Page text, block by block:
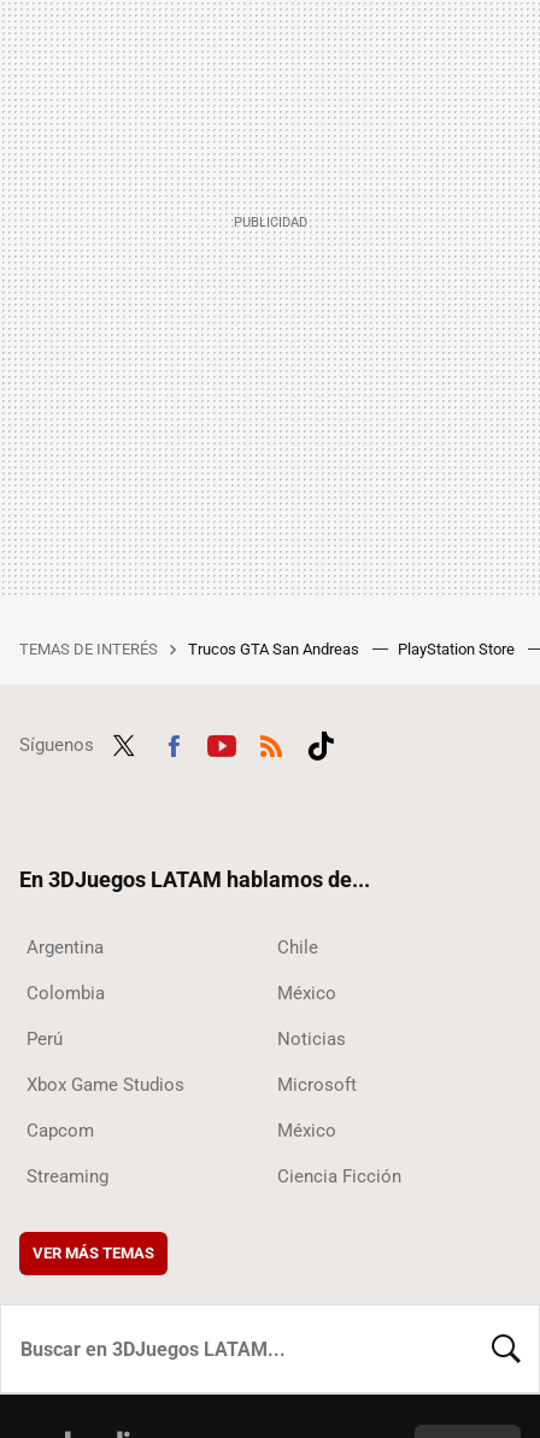
TEMAS DE INTERÉS Trucos GTA San Andreas PlayStation Store
Síguenos
En 3DJuegos LATAM hablamos de...
Argentina Chile
Colombia México
Perú Noticias
Xbox Game Studios Microsoft
Capcom México
Streaming Ciencia Ficción
VER MÁS TEMAS